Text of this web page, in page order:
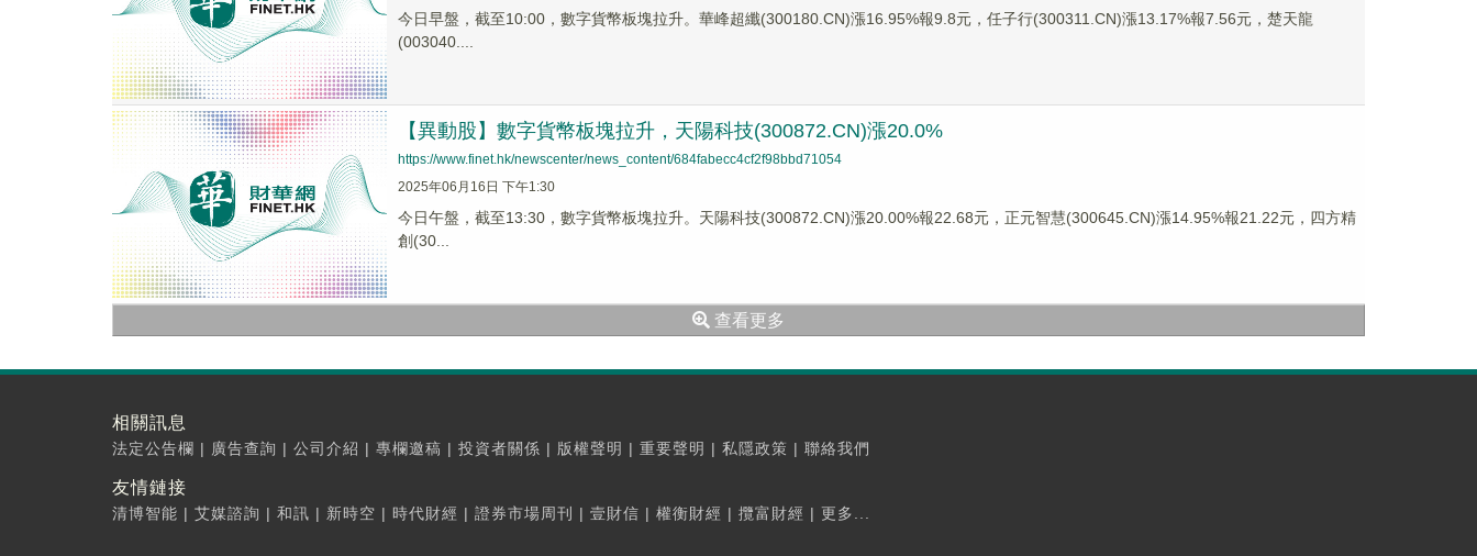
今日早盤，截至10:00，數字貨幣板塊拉升。華峰超纖(300180.CN)漲16.95%報9.8元，任子行(300311.CN)漲13.17%報7.56元，楚天龍
(003040....
【異動股】數字貨幣板塊拉升，天陽科技(300872.CN)漲20.0%
https://www.finet.hk/newscenter/news_content/684fabecc4cf2f98bbd71054
2025年06月16日 下午1:30
今日午盤，截至13:30，數字貨幣板塊拉升。天陽科技(300872.CN)漲20.00%報22.68元，正元智慧(300645.CN)漲14.95%報21.22元，四方精
創(30...
查看更多
相關訊息
法定公告欄 | 廣告查詢 | 公司介紹 | 專欄邀稿 | 投資者關係 | 版權聲明 | 重要聲明 | 私隱政策 | 聯絡我們
友情鏈接
清博智能 | 艾媒諮詢 | 和訊 | 新時空 | 時代財經 | 證券市場周刊 | 壹財信 | 權衡財經 | 攬富財經 | 更多...